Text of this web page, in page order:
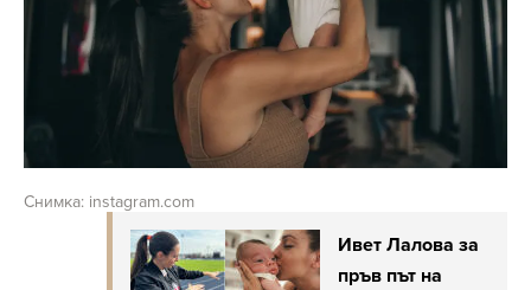
Снимка: instagram.com
Ивет Лалова за
пръв път на